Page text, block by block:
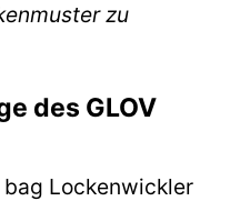
zu
des GLOV
bag Lockenwickler